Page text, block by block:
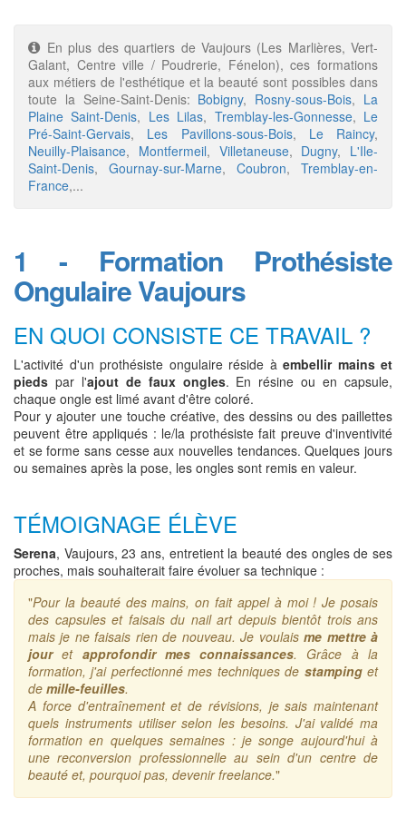
En plus des quartiers de Vaujours (Les Marlières, Vert-
Galant, Centre ville / Poudrerie, Fénelon), ces formations
aux métiers de l'esthétique et la beauté sont possibles dans
toute la Seine-Saint-Denis: Bobigny, Rosny-sous-Bois, La
Plaine Saint-Denis, Les Lilas, Tremblay-les-Gonnesse, Le
Pré-Saint-Gervais, Les Pavillons-sous-Bois, Le Raincy,
Neuilly-Plaisance, Montfermeil, Villetaneuse, Dugny, L'Ile-
Saint-Denis, Gournay-sur-Marne, Coubron, Tremblay-en-
France,...
1 - Formation Prothésiste
Ongulaire Vaujours
EN QUOI CONSISTE CE TRAVAIL ?
L'activité d'un prothésiste ongulaire réside à embellir mains et
pieds par l'ajout de faux ongles. En résine ou en capsule,
chaque ongle est limé avant d'être coloré.
Pour y ajouter une touche créative, des dessins ou des paillettes
peuvent être appliqués : le/la prothésiste fait preuve d'inventivité
et se forme sans cesse aux nouvelles tendances. Quelques jours
ou semaines après la pose, les ongles sont remis en valeur.
TÉMOIGNAGE ÉLÈVE
Serena, Vaujours, 23 ans, entretient la beauté des ongles de ses
proches, mais souhaiterait faire évoluer sa technique :
"Pour la beauté des mains, on fait appel à moi ! Je posais
des capsules et faisais du nail art depuis bientôt trois ans
mais je ne faisais rien de nouveau. Je voulaisme mettre à
jouret approfondir mes connaissances. Grâce à la
formation, j'ai perfectionné mes techniques de stampinget
de mille-feuilles.
A force d'entraînement et de révisions, je sais maintenant
quels instruments utiliser selon les besoins. J'ai validé ma
formation en quelques semaines : je songe aujourd'hui à
une reconversion professionnelle au sein d'un centre de
beauté et, pourquoi pas, devenir freelance."